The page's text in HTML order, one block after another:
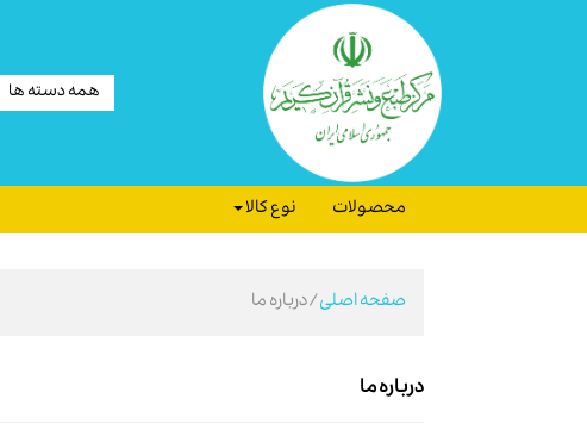
همه دسته ها
محصولات نوع کالا
صفحه اصلی/درباره ما
درباره ما